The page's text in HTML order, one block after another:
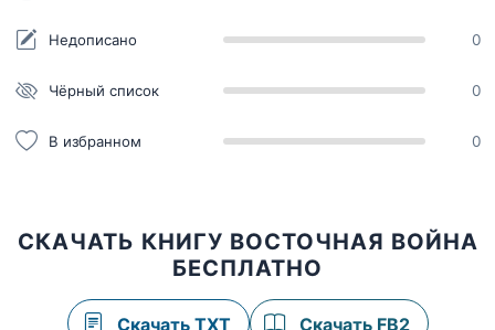
Недописано 0
Чёрный список 0
В избранном 0
СКАЧАТЬ КНИГУ ВОСТОЧНАЯ ВОЙНА
БЕСПЛАТНО
Скачать TXT Скачать FB2